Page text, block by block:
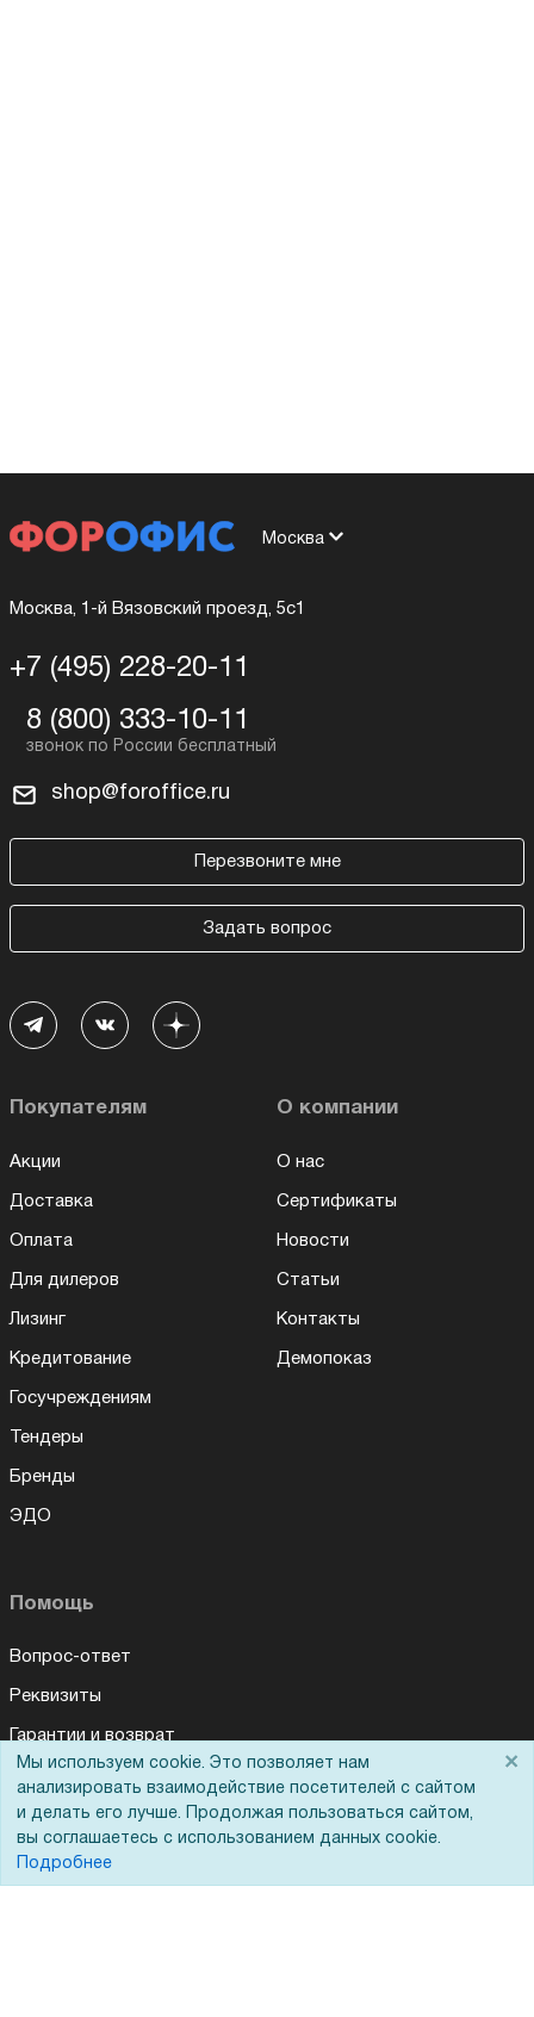
Москва
Москва, 1-й Вязовский проезд, 5с1
+7 (495) 228-20-11
8 (800) 333-10-11
shop@foroffice.ru
Перезвоните мне
Задать вопрос
Покупателям
Акции
Доставка
Оплата
Для дилеров
Лизинг
Кредитование
Госучреждениям
Тендеры
Бренды
ЭДО
О компании
О нас
Сертификаты
Новости
Статьи
Контакты
Демопоказ
Помощь
Вопрос-ответ
Реквизиты
Гарантии и возврат
Сервисный центр
Вакансии
Обратная связь
Мы используем cookie. Это позволяет нам
анализировать взаимодействие посетителей с сайтом
и делать его лучше. Продолжая пользоваться сайтом,
вы соглашаетесь с использованием данных cookie.
Подробнее
×